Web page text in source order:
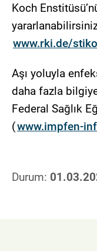
Koch
www.rki.de/stiko
Aşı yoluyla
daha fazla
Federal Sağlık
(www.impfen-
Durum: